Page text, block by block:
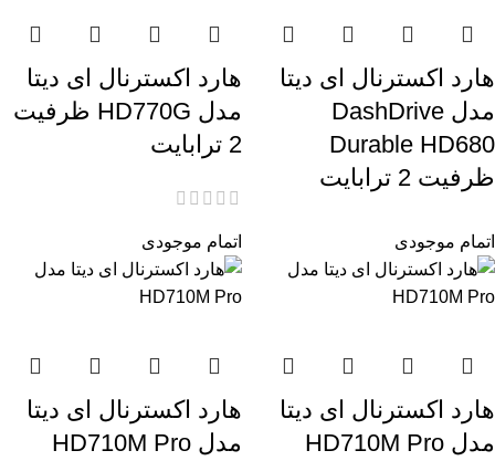
هارد اکسترنال ای دیتا
مدل DashDrive
Durable HD680
ظرفیت 2 ترابایت
هارد اکسترنال ای دیتا
مدل HD770G ظرفیت
2 ترابایت
اتمام موجودی
هارد اکسترنال ای دیتا
مدل HD710M Pro
اتمام موجودی
هارد اکسترنال ای دیتا
مدل HD710M Pro